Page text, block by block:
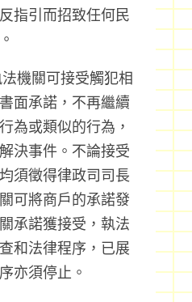
指引而招致任何民
法機關可接受觸犯相
面承諾，不再繼續
為或類似的行為，
決事件。不論接受
須徵得律政司司長
可將商戶的承諾發
承諾獲接受，執法
和法律程序，已展
亦須停止。